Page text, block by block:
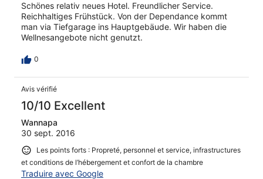
Schönes relativ neues Hotel. Freundlicher Service.
Reichhaltiges Frühstück. Von der Dependance kommt
man via Tiefgarage ins Hauptgebäude. Wir haben die
Wellnesangebote nicht genutzt.
0
Avis vérifié
10/10 Excellent
Wannapa
30 sept. 2016
Les points forts : Propreté, personnel et service, infrastructures
et conditions de l’hébergement et confort de la chambre
Traduire avec Google